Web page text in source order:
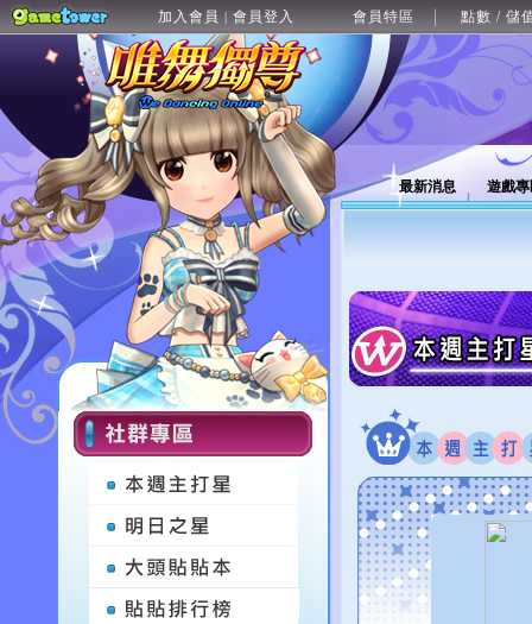
加入會員 | 會員登入 會員特區 點數 / 儲
最新消息 遊戲